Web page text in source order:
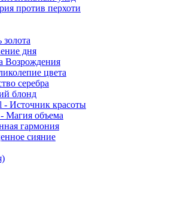
против перхоти
дня
Возрождения
цвета
серебра
блонд
- Источник красоты
Магия объема
гармония
сияние